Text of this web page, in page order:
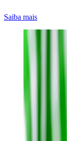
Saiba mais